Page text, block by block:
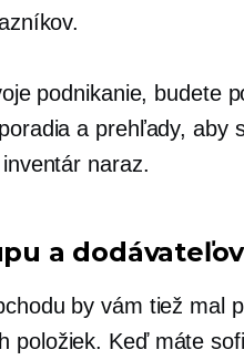
podnikanie, budete
a prehľady, aby
naraz.
a dodávateľov
by vám tiež mal
položiek. Keď máte